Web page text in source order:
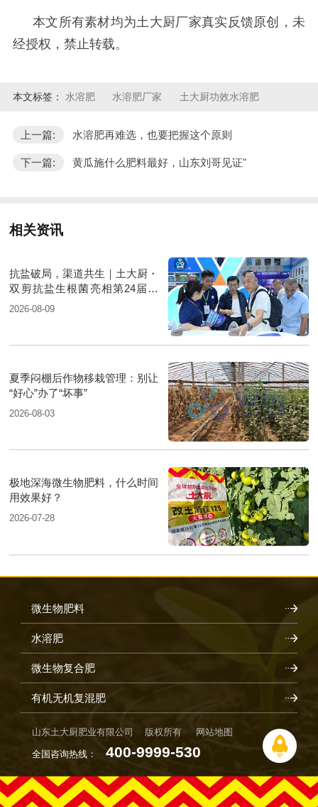
本文所有素材均为土大厨厂家真实反馈原创，未
经授权，禁止转载。
本文标签： 水溶肥 水溶肥厂家 土大厨功效水溶肥
上一篇: 水溶肥再难选，也要把握这个原则
下一篇: 黄瓜施什么肥料最好，山东刘哥见证"
相关资讯
抗盐破局，渠道共生｜土大厨・
双剪抗盐生根菌亮相第24届新
疆国际农业博览会
2026-08-09
夏季闷棚后作物移栽管理：别让
“好心”办了“坏事”
2026-08-03
极地深海微生物肥料，什么时间
用效果好？
2026-07-28
微生物肥料
水溶肥
微生物复合肥
有机无机复混肥
山东土大厨肥业有限公司 版权所有 网站地图
全国咨询热线： 400-9999-530